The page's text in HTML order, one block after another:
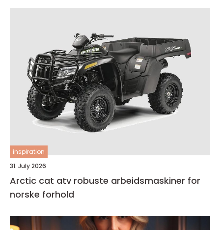
inspiration
31. July 2026
Arctic cat atv robuste arbeidsmaskiner for
norske forhold